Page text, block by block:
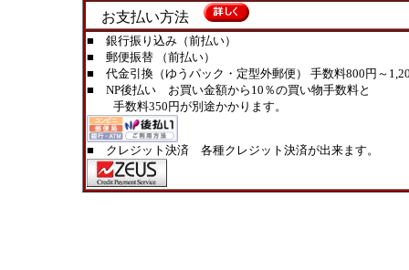
お支払い方法
■ 銀行振り込み（前払い）
■ 郵便振替 （前払い）
■ 代金引換（ゆうパック・定型外郵便） 手数料800円～
■ NP後払い お買い金額から10％の買い物手数料と
手数料350円が別途かかります。
■ クレジット決済 各種クレジット決済が出来ます。